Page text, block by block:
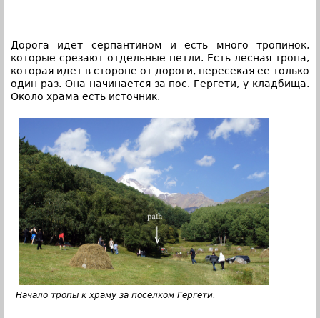
Дорога идет серпантином и есть много тропинок,
которые срезают отдельные петли. Есть лесная тропа,
которая идет в стороне от дороги, пересекая ее только
один раз. Она начинается за пос. Гергети, у кладбища.
Около храма есть источник.
Начало тропы к храму за посёлком Гергети.